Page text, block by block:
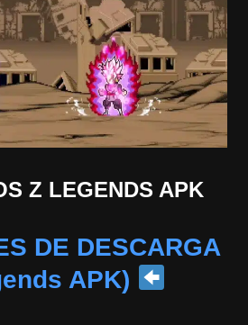
Z LEGENDS APK
DE DESCARGA
APK)